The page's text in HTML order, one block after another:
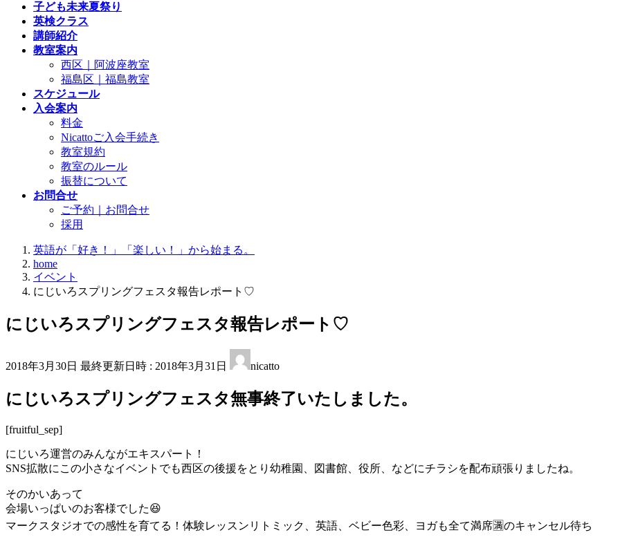
子ども未来夏祭り
英検クラス
講師紹介
教室案内
西区｜阿波座教室
福島区｜福島教室
スケジュール
入会案内
料金
Nicattoご入会手続き
教室規約
教室のルール
振替について
お問合せ
ご予約｜お問合せ
採用
英語が「好き！」「楽しい！」から始まる。
home
イベント
にじいろスプリングフェスタ報告レポート♡
にじいろスプリングフェスタ報告レポート♡
2018年3月30日 最終更新日時 : 2018年3月31日 nicatto
にじいろスプリングフェスタ無事終了いたしました。
[fruitful_sep]
にじいろ運営のみんながエキスパート！
SNS拡散にこの小さなイベントでも西区の後援をとり幼稚園、図書館、役所、などにチラシを配布頑張りましたね。
そのかいあって
会場いっぱいのお客様でした😆
マークスタジオでの感性を育てる！体験レッスンリトミック、英語、ベビー色彩、ヨガも全て満席🈵のキャンセル待ち